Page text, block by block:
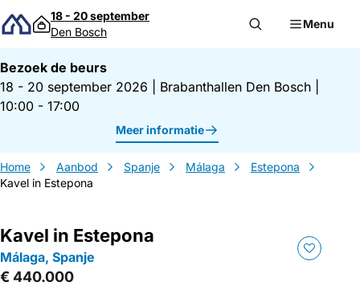
Direct naar inhoud
18 - 20 september
Den Bosch
Menu
Bezoek de beurs
18 - 20 september 2026
Brabanthallen Den Bosch
10:00 - 17:00
Meer informatie
Home Aanbod Spanje Málaga
Estepona
Kavel in Estepona
Kavel in Estepona
Málaga, Spanje
€ 440.000